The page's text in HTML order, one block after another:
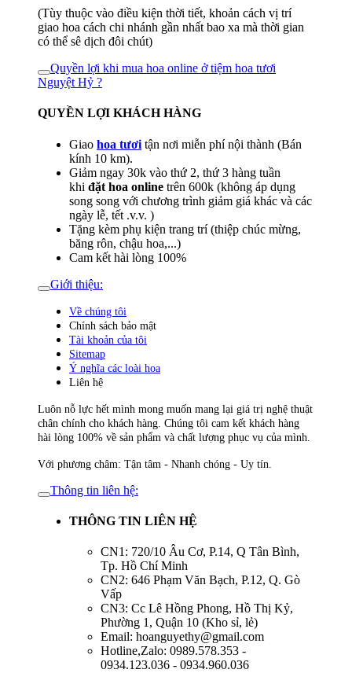
(Tùy thuộc vào điều kiện thời tiết, khoản cách vị trí
giao hoa cách chi nhánh gần nhất bao xa mà thời gian
có thể sê dịch đôi chút)
Quyền lợi khi mua hoa online ở tiệm hoa tươi
Nguyệt Hỷ ?
QUYỀN LỢI KHÁCH HÀNG
Giao hoa tươi tận nơi miễn phí nội thành (Bán
kính 10 km).
Giảm ngay 30k vào thứ 2, thứ 3 hàng tuần
khi đặt hoa online trên 600k (không áp dụng
song song với chương trình giảm giá khác và các
ngày lễ, tết .v.v. )
Tặng kèm phụ kiện trang trí (thiệp chúc mừng,
băng rôn, chậu hoa,...)
Cam kết hài lòng 100%
Giới thiệu:
Về chúng tôi
Chính sách bảo mật
Tài khoản của tôi
Sitemap
Ý nghĩa các loài hoa
Liên hệ
Luôn nỗ lực hết mình mong muốn mang lại giá trị nghệ thuật
chân chính cho khách hàng. Chúng tôi cam kết khách hàng
hài lòng 100% về sản phẩm và chất lượng phục vụ của mình.
Với phương châm: Tận tâm - Nhanh chóng - Uy tín.
Thông tin liên hệ:
THÔNG TIN LIÊN HỆ
CN1: 720/10 Âu Cơ, P.14, Q Tân Bình,
Tp. Hồ Chí Minh
CN2: 646 Phạm Văn Bạch, P.12, Q. Gò
Vấp
CN3: Cc Lê Hồng Phong, Hồ Thị Kỷ,
Phường 1, Quận 10 (Kho sỉ, lẻ)
Email: hoanguyethy@gmail.com
Hotline,Zalo: 0989.578.353 -
0934.123.036 - 0934.960.036